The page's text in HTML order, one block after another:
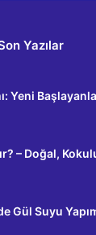
Yazılar
Yeni
– Doğal,
Gül Suyu